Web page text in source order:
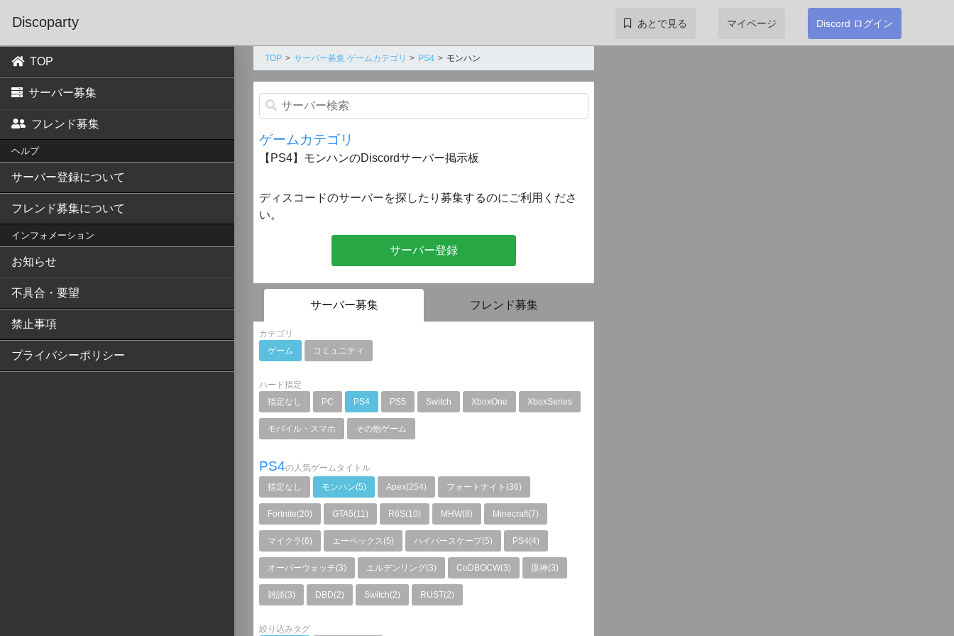
Discoparty あとで見る マイページ Discord ログイン
TOP
サーバー募集
フレンド募集
ヘルプ
サーバー登録について
フレンド募集について
インフォメーション
お知らせ
不具合・要望
禁止事項
プライバシーポリシー
TOP サーバー募集 ゲームカテゴリ PS4 モンハン
ゲームカテゴリ
【PS4】モンハンのDiscordサーバー掲示板
ディスコードのサーバーを探したり募集するのにご利用くださ
い。
サーバー登録
サーバー募集 フレンド募集
カテゴリ
ゲーム
コミュニティ
ハード指定
指定なし
PC PS4 PS5 Switch XboxOne XboxSeries
モバイル・スマホ その他ゲーム
PS4の人気ゲームタイトル
指定なし
モンハン(5) Apex(254) フォートナイト(36)
Fortnite(20) GTA5(11) R6S(10) MHW(8) Minecraft(7)
マイクラ(6) エーペックス(5) ハイパースケープ(5) PS4(4)
オーバーウォッチ(3) エルデンリング(3) CoDBOCW(3) 原神(3)
雑談(3) DBD(2) Switch(2) RUST(2)
絞り込みタグ